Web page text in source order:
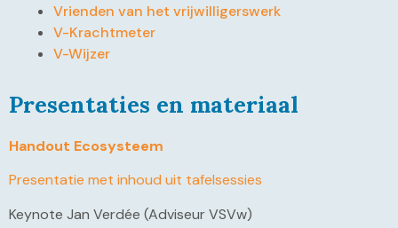
Vrienden van het vrijwilligerswerk
V-Krachtmeter
V-Wijzer
Presentaties en materiaal
Handout Ecosysteem
Presentatie met inhoud uit tafelsessies
Keynote Jan Verdée (Adviseur VSVw)